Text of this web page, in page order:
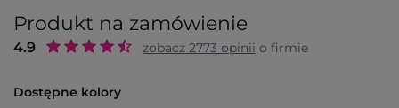
Produkt na zamówienie
4.9 zobacz 2773 opinii o firmie
Dostępne kolory